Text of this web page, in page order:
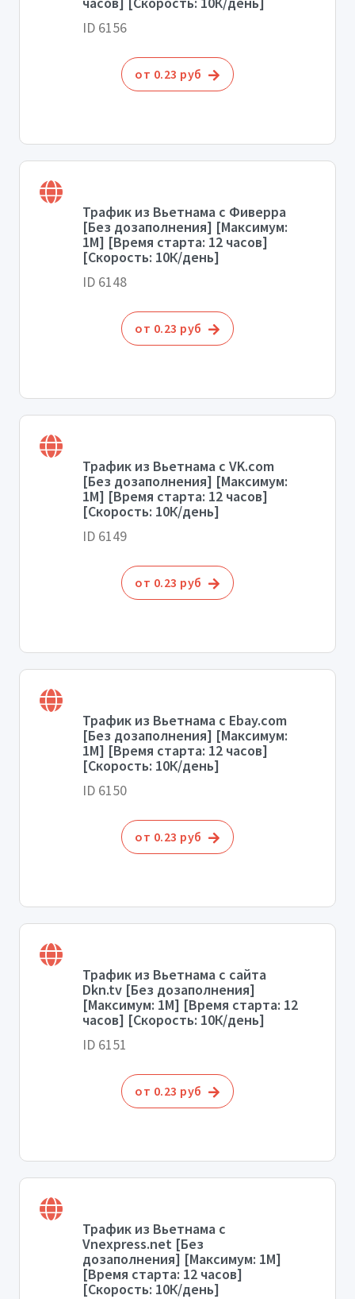
ID 6156
от 0.23 руб
Трафик из Вьетнама с Фиверра
[Без дозаполнения] [Максимум:
1М] [Время старта: 12 часов]
[Скорость: 10К/день]
ID 6148
от 0.23 руб
Трафик из Вьетнама с VK.com
[Без дозаполнения] [Максимум:
1М] [Время старта: 12 часов]
[Скорость: 10К/день]
ID 6149
от 0.23 руб
Трафик из Вьетнама с Ebay.com
[Без дозаполнения] [Максимум:
1М] [Время старта: 12 часов]
[Скорость: 10К/день]
ID 6150
от 0.23 руб
Трафик из Вьетнама с сайта
Dkn.tv [Без дозаполнения]
[Максимум: 1М] [Время старта: 12
часов] [Скорость: 10К/день]
ID 6151
от 0.23 руб
Трафик из Вьетнама с
Vnexpress.net [Без
дозаполнения] [Максимум: 1М]
[Время старта: 12 часов]
[Скорость: 10К/день]